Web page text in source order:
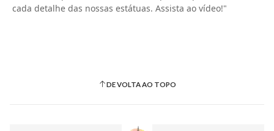
cada detalhe das nossas estátuas. Assista ao vídeo!"
DE VOLTA AO TOPO